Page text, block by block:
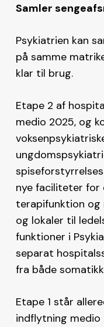
Samler
Psykiatrien kan
på samme
klar til brug.
Etape 2 af
medio 2025, og
nye faciliteter for
terapifunktion og
og lokaler til
funktioner i
separat
fra både
Etape 1 står
indflytning